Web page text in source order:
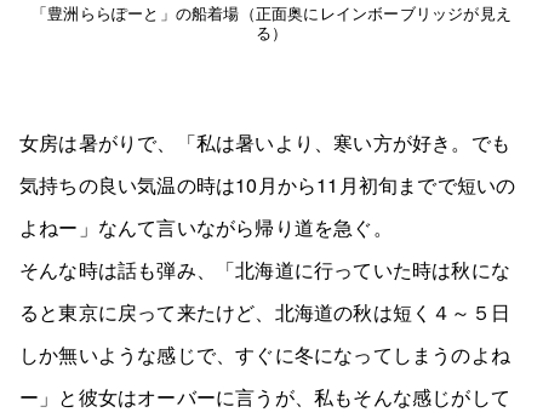
「豊洲ららぽーと」の船着場（正面奥にレインボーブリッジが見え
る）
女房は暑がりで、「私は暑いより、寒い方が好き。でも
気持ちの良い気温の時は10月から11月初旬までで短いの
よねー」なんて言いながら帰り道を急ぐ。
そんな時は話も弾み、「北海道に行っていた時は秋にな
ると東京に戻って来たけど、北海道の秋は短く４～５日
しか無いような感じで、すぐに冬になってしまうのよね
ー」と彼女はオーバーに言うが、私もそんな感じがして